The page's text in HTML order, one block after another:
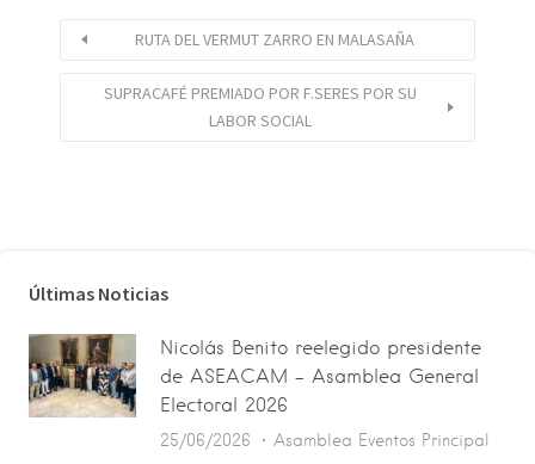
RUTA DEL VERMUT ZARRO EN MALASAÑA
SUPRACAFÉ PREMIADO POR F.SERES POR SU
LABOR SOCIAL
Últimas Noticias
Nicolás Benito reelegido presidente
de ASEACAM – Asamblea General
Electoral 2026
25/06/2026 Asamblea Eventos Principal